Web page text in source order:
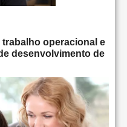
trabalho operacional e
desenvolvimento de